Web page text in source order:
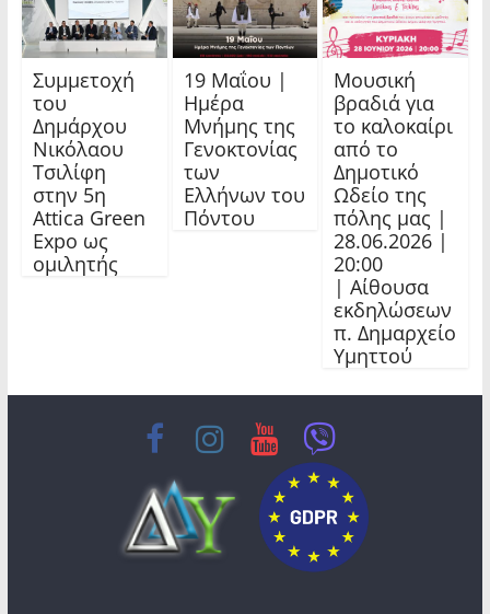
Συμμετοχή
του
Δημάρχου
Νικόλαου
Τσιλίφη
στην 5η
Attica Green
Expo ως
ομιλητής
19 Μαΐου |
Ημέρα
Μνήμης της
Γενοκτονίας
των
Ελλήνων του
Πόντου
Μουσική
βραδιά για
το καλοκαίρι
από το
Δημοτικό
Ωδείο της
πόλης μας |
28.06.2026 |
20:00
| Αίθουσα
εκδηλώσεων
π. Δημαρχείο
Υμηττού